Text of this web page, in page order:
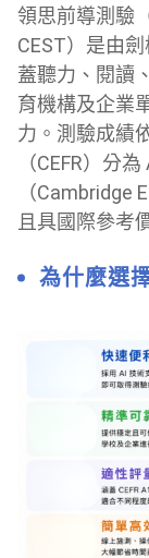
領思前導測驗
CEST）是由
蓋聽力、閱讀
育機構及企業
力。 測驗成績
（CEFR）分
（Cambridge
且具國際參考
為什麼選